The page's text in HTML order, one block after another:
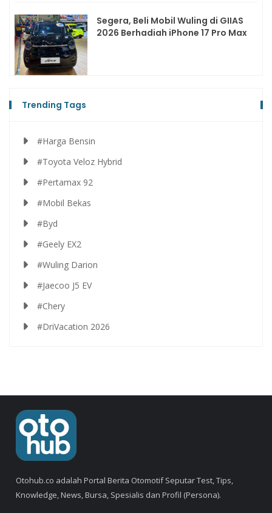
Segera, Beli Mobil Wuling di GIIAS
2026 Berhadiah iPhone 17 Pro Max
Trending Tags
#Harga Bensin
#Toyota Veloz Hybrid
#Pertamax 92
#Mobil Bekas
#Byd
#Geely EX2
#Wuling Darion
#Jaecoo J5 EV
#Chery
#DriVacation 2026
Otohub.co adalah Portal Berita Otomotif Seputar Test, Tips,
Knowledge, News, Bursa, Spesialis dan Profil (Persona).